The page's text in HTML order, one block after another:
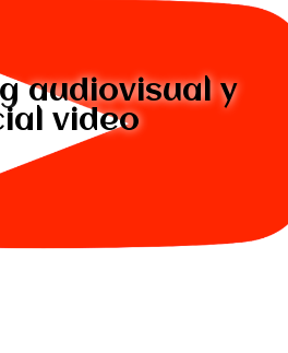
audiovisual y
video